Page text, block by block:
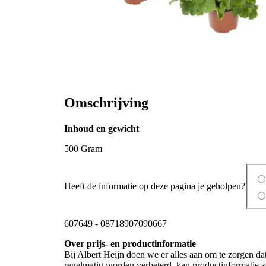
Omschrijving
Inhoud en gewicht
500 Gram
Heeft de informatie op deze pagina je geholpen?
607649 - 08718907090667
Over prijs- en productinformatie
Bij Albert Heijn doen we er alles aan om te zorgen